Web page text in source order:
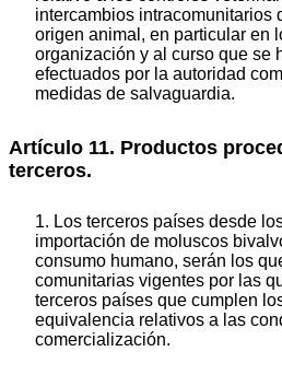
intercambios intracomunitarios
origen animal, en particular en
organización y al curso que se
efectuados por la autoridad
medidas de salvaguardia.
Artículo 11. Productos
terceros.
1. Los terceros países desde
importación de moluscos
consumo humano, serán los
comunitarias vigentes por las
terceros países que cumplen
equivalencia relativos a las
comercialización.